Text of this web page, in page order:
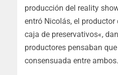
producción del reality
entró Nicolás, el productor
caja de preservativos«,
productores pensaban
consensuada entre ambos.